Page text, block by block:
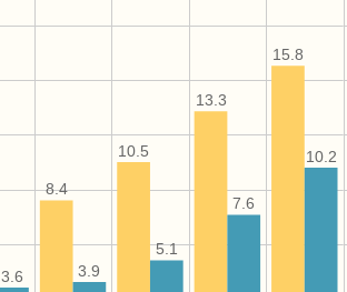
15.8
13.3
10.5
8.4
10.2
7.6
5.1
3.9
3.6